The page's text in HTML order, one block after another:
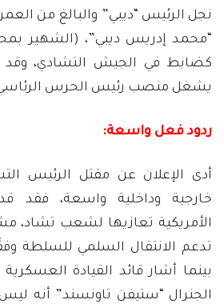
“محمد إدريس ديبي”، (الشهير
كضابط في الجيش التشادي، وقد
يشغل منصب رئيس الحرس
ردود فعل واسعة:
أدى الإعلان عن مقتل الرئيس
خارجية وداخلية واسعة، فقد
الأمريكية تعازيها لشعب تشاد،
تدعم الانتقال السلمي للسلطة
بينما أشار قائد القيادة العسكرية
الجنرال “ستيفن تاونسند” أنه